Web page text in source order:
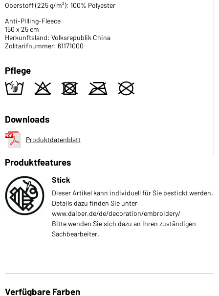
Oberstoff (225 g/m²): 100% Polyester
Anti-Pilling-Fleece
150 x 25 cm
Herkunftsland: Volksrepublik China
Zolltarifnummer: 61171000
Pflege
t o d m U
Downloads
Produktdatenblatt
Produktfeatures
Stick
Dieser Artikel kann individuell für Sie bestickt werden.
Details dazu finden Sie unter
www.daiber.de/de/decoration/embroidery/
Bitte wenden Sie sich dazu an Ihren zuständigen
Sachbearbeiter.
Verfügbare Farben